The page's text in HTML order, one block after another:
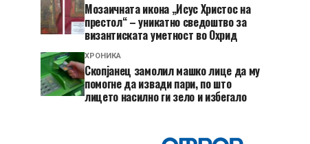
Мозаичната икона „Исус Христос на
престол“ – уникатно сведоштво за
византиската уметност во Охрид
ХРОНИКА
Скопјанец замолил машко лице да му
помогне да извади пари, по што
лицето насилно ги зело и избегало